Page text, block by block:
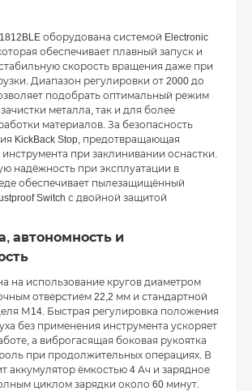
оборудована системой Electronic
обеспечивает плавный запуск и
скорость вращения даже при
Диапазон регулировки от 2000 до
подобрать оптимальный режим
металла, так и для более
материалов. За безопасность
KickBack Stop, предотвращающая
при заклинивании оснастки.
надёжность при эксплуатации в
обеспечивает пылезащищённый
Switch с двойной защитой
автономность и
на использование кругов диаметром
отверстием 22,2 мм и стандартной
М14. Быстрая регулировка положения
без применения инструмента ускоряет
а виброгасящая боковая рукоятка
при продолжительных операциях. В
аккумулятор ёмкостью 4 Ач и зарядное
циклом зарядки около 60 минут.